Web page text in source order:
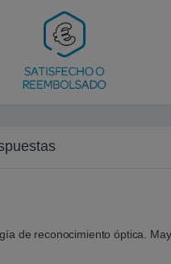
de reconocimiento óptica.